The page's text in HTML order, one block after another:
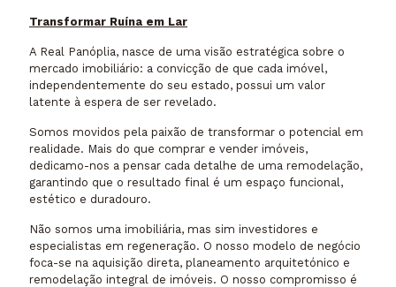
Transformar Ruína em Lar
A Real Panóplia, nasce de uma visão estratégica sobre o
mercado imobiliário: a convicção de que cada imóvel,
independentemente do seu estado, possui um valor
latente à espera de ser revelado.
Somos movidos pela paixão de transformar o potencial em
realidade. Mais do que comprar e vender imóveis,
dedicamo-nos a pensar cada detalhe de uma remodelação,
garantindo que o resultado final é um espaço funcional,
estético e duradouro.
Não somos uma imobiliária, mas sim investidores e
especialistas em regeneração. O nosso modelo de negócio
foca-se na aquisição direta, planeamento arquitetónico e
remodelação integral de imóveis. O nosso compromisso é